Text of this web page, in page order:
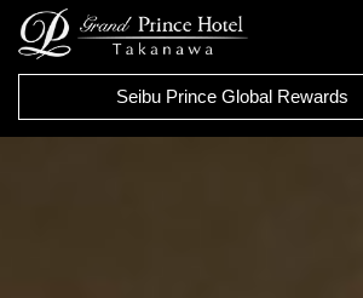
Seibu Prince Global Rewards